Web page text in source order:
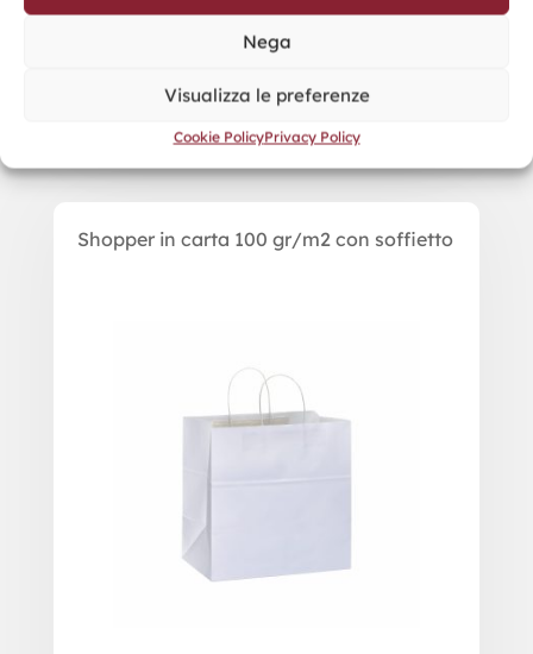
Nega
Visualizza le preferenze
Cookie PolicyPrivacy Policy
Shopper in carta 100 gr/m2 con soffietto